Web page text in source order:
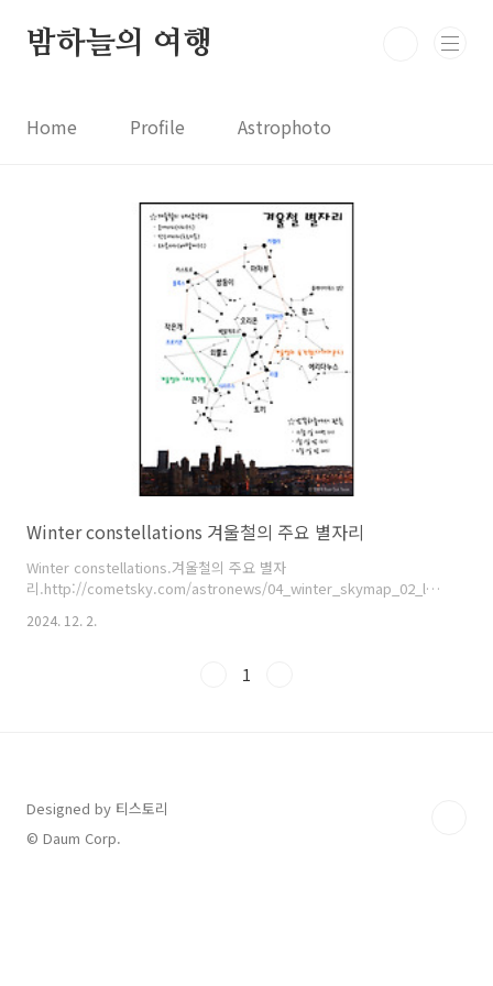
밤하늘의 여행
Home Profile Astrophoto
Comet News Astro Video
Astrophotography
Winter constellations 겨울철의 주요 별자리
Winter constellations.겨울철의 주요 별자
리.http://cometsky.com/astronews/
2024. 12. 2.
1
Designed by 티스토리
© Daum Corp.